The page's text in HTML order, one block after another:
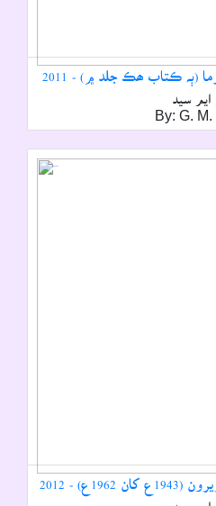
(ٻہ ڪتاب ھڪ جلد ۾) - 2011
ايم سيد
By: G. M.
- 2012
ايم سيد